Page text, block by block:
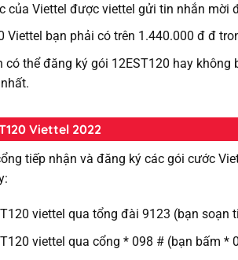
của Viettel được viettel gửi tin nhắn mời
Viettel bạn phải có trên 1.440.000 đ đ
có thể đăng ký gói 12EST120 hay
Viettel 2022
tiếp nhận và đăng ký các gói cước
viettel qua tổng đài 9123 (bạn
viettel qua cổng * 098 # (bạn bấm